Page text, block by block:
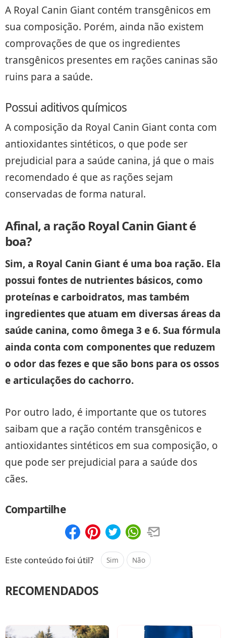
A Royal Canin Giant contém transgênicos em
sua composição. Porém, ainda não existem
comprovações de que os ingredientes
transgênicos presentes em rações caninas são
ruins para a saúde.
Possui aditivos químicos
A composição da Royal Canin Giant conta com
antioxidantes sintéticos, o que pode ser
prejudicial para a saúde canina, já que o mais
recomendado é que as rações sejam
conservadas de forma natural.
Afinal, a ração Royal Canin Giant é
boa?
Sim, a Royal Canin Giant é uma boa ração. Ela
possui fontes de nutrientes básicos, como
proteínas e carboidratos, mas também
ingredientes que atuam em diversas áreas da
saúde canina, como ômega 3 e 6. Sua fórmula
ainda conta com componentes que reduzem
o odor das fezes e que são bons para os ossos
e articulações do cachorro.
Por outro lado, é importante que os tutores
saibam que a ração contém transgênicos e
antioxidantes sintéticos em sua composição, o
que pode ser prejudicial para a saúde dos
cães.
Compartilhe
Este conteúdo foi útil? Sim Não
RECOMENDADOS